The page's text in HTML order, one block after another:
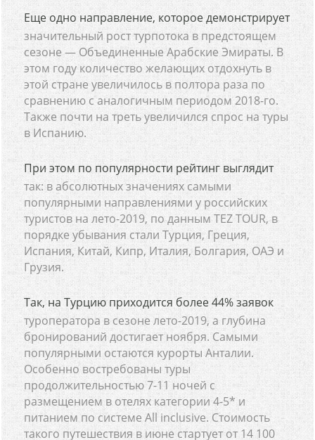
Еще одно направление, которое демонстрирует
значительный рост турпотока в предстоящем
сезоне — Объединенные Арабские Эмираты. В
этом году количество желающих отдохнуть в
этой стране увеличилось в полтора раза по
сравнению с аналогичным периодом 2018-го.
Также почти на треть увеличился спрос на туры
в Испанию.
При этом по популярности рейтинг выглядит
так: в абсолютных значениях самыми
популярными направлениями у российских
туристов на лето-2019, по данным TEZ TOUR, в
порядке убывания стали Турция, Греция,
Испания, Китай, Кипр, Италия, Болгария, ОАЭ и
Грузия.
Так, на Турцию приходится более 44% заявок
туроператора в сезоне лето-2019, а глубина
бронирований достигает ноября. Самыми
популярными остаются курорты Анталии.
Особенно востребованы туры
продолжительностью 7-11 ночей с
размещением в отелях категории 4-5* и
питанием по системе All inclusive. Стоимость
такого путешествия в июне стартует от 14 100